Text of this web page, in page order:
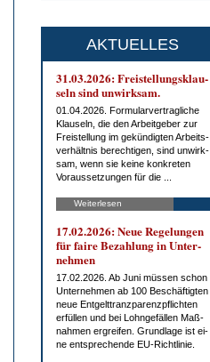
AKTUELLES
31.03.2026: Frei­stel­lungs­klau­
seln sind un­wirk­sam.
01.04.2026. For­mu­lar­ver­trag­li­che
Klau­seln, die den Ar­beit­ge­ber zur
Frei­stel­lung im ge­kün­dig­ten Ar­beits­
ver­hält­nis be­rech­ti­gen, sind un­wirk­
sam, wenn sie kei­ne kon­kre­ten
Vor­aus­set­zun­gen für die ...
Weiterlesen
17.02.2026: Neue Re­ge­lun­gen
für fai­re Be­zah­lung in Un­ter­
neh­men
17.02.2026. Ab Ju­ni müs­sen schon
Un­ter­neh­men ab 100 Be­schäf­tig­ten
neue Ent­gelt­tranz­pa­renz­pflich­ten
er­fül­len und bei Lohn­ge­fäl­len Maß­
nah­men er­grei­fen. Grund­la­ge ist ei­
ne ent­spre­chen­de EU-Richt­li­nie.